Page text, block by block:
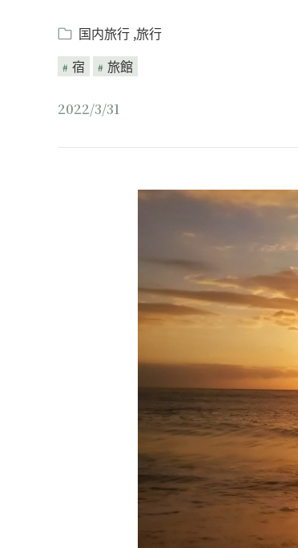
国内旅行 旅行
宿
旅館
2022/3/31